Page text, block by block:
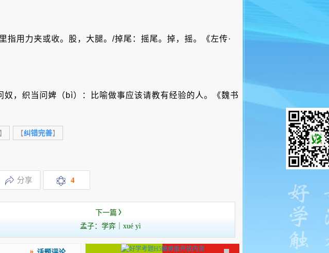
用力夹或收。股，大腿。/掉尾：摇尾。掉，摇。《左传·
，织当问婢（bì）：比喻做事应该请教有经验的人。《魏书
【纠错完善】
分享 4
下一篇 〉
孟子：学弈｜xué yì